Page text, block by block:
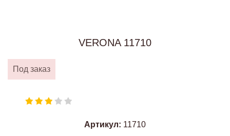
VERONA 11710
Под заказ
Артикул: 11710